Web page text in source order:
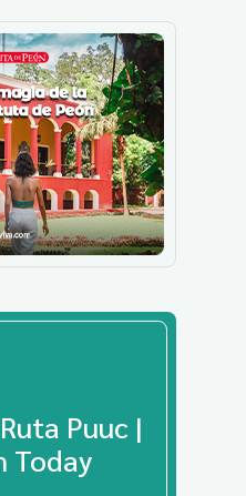
Puuc |
Today